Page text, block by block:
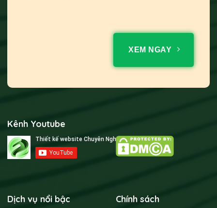
XEM NGAY
Kênh Youtube
Dịch vụ nổi bậc Chính sách